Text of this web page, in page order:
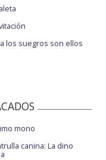
los suegros son ellos
mono
canina: La dino